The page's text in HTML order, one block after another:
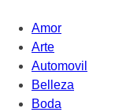
Amor
Arte
Automovil
Belleza
Boda